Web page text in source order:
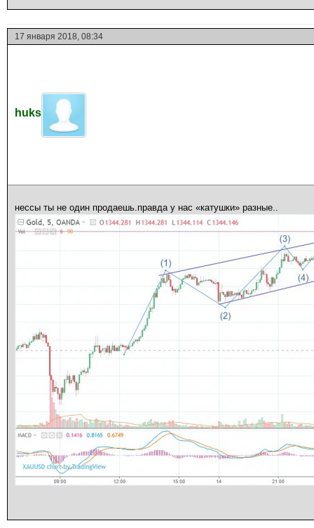
17 января 2018, 08:34
huks
нессы ты не один продаешь.правда у нас «катушки» разные..